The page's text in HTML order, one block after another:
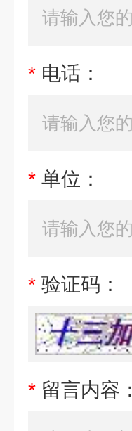
* 电话：
* 单位：
* 验证码：
* 留言内容：